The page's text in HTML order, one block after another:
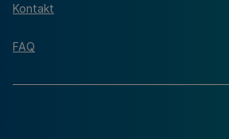
Kontakt
FAQ